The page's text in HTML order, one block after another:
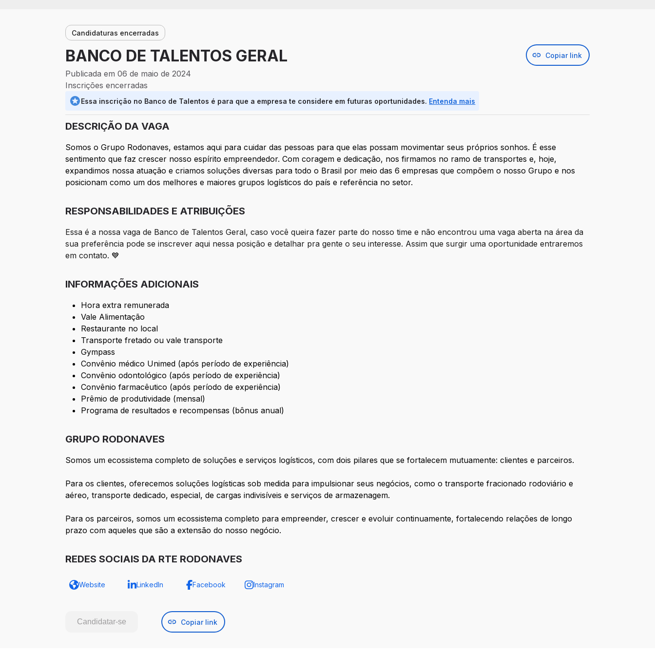
Candidaturas encerradas
BANCO DE TALENTOS GERAL Copiar link
Publicada em 06 de maio de 2024
Inscrições encerradas
Essa inscrição no Banco de Talentos é para que a empresa te considere em futuras oportunidades. Entenda mais
DESCRIÇÃO DA VAGA
Somos o Grupo Rodonaves, estamos aqui para cuidar das pessoas para que elas possam movimentar seus próprios sonhos. É esse
sentimento que faz crescer nosso espírito empreendedor. Com coragem e dedicação, nos firmamos no ramo de transportes e, hoje,
expandimos nossa atuação e criamos soluções diversas para todo o Brasil por meio das 6 empresas que compõem o nosso Grupo e nos
posicionam como um dos melhores e maiores grupos logísticos do país e referência no setor.
RESPONSABILIDADES E ATRIBUIÇÕES
Essa é a nossa vaga de Banco de Talentos Geral, caso você queira fazer parte do nosso time e não encontrou uma vaga aberta na área da
sua preferência pode se inscrever aqui nessa posição e detalhar pra gente o seu interesse. Assim que surgir uma oportunidade entraremos
em contato. 💙
INFORMAÇÕES ADICIONAIS
Hora extra remunerada
Vale Alimentação
Restaurante no local
Transporte fretado ou vale transporte
Gympass
Convênio médico Unimed (após período de experiência)
Convênio odontológico (após período de experiência)
Convênio farmacêutico (após período de experiência)
Prêmio de produtividade (mensal)
Programa de resultados e recompensas (bônus anual)
GRUPO RODONAVES
Somos um ecossistema completo de soluções e serviços logísticos, com dois pilares que se fortalecem mutuamente: clientes e parceiros.
Para os clientes, oferecemos soluções logísticas sob medida para impulsionar seus negócios, como o transporte fracionado rodoviário e
aéreo, transporte dedicado, especial, de cargas indivisíveis e serviços de armazenagem.
Para os parceiros, somos um ecossistema completo para empreender, crescer e evoluir continuamente, fortalecendo relações de longo
prazo com aqueles que são a extensão do nosso negócio.
REDES SOCIAIS DA RTE RODONAVES
Website LinkedIn Facebook Instagram
Candidatar-se Copiar link